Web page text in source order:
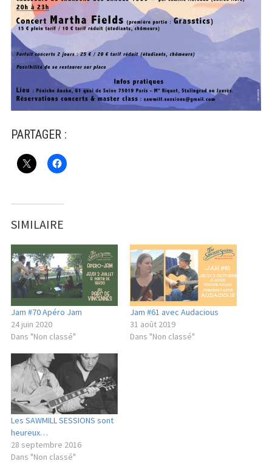
PARTAGER :
SIMILAIRE
Jam #70 Apéro Jam
24 juin 2020
Dans "Non classé"
Jam #61 avec Audacious
31 août 2019
Dans "Non classé"
Les SAWMILL SESSIONS sont
heureux…
28 septembre 2016
Dans "Non classé"